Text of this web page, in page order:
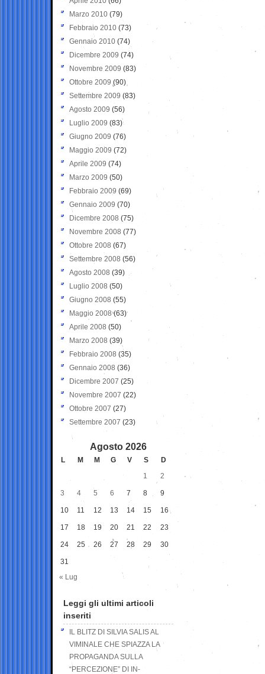
Marzo 2010 (79)
Febbraio 2010 (73)
Gennaio 2010 (74)
Dicembre 2009 (74)
Novembre 2009 (83)
Ottobre 2009 (90)
Settembre 2009 (83)
Agosto 2009 (56)
Luglio 2009 (83)
Giugno 2009 (76)
Maggio 2009 (72)
Aprile 2009 (74)
Marzo 2009 (50)
Febbraio 2009 (69)
Gennaio 2009 (70)
Dicembre 2008 (75)
Novembre 2008 (77)
Ottobre 2008 (67)
Settembre 2008 (56)
Agosto 2008 (39)
Luglio 2008 (50)
Giugno 2008 (55)
Maggio 2008(63)
Aprile 2008 (50)
Marzo 2008 (39)
Febbraio 2008 (35)
Gennaio 2008 (36)
Dicembre 2007 (25)
Novembre 2007 (22)
Ottobre 2007 (27)
Settembre 2007 (23)
Agosto 2026
L M M G V S
D
1
2
3 4 5 6 7 8 9
10 11 12 13 14 15 16
17 18 19 20 21 22 23
24 25 26 27 28 29 30
31
« Lug
Leggi gli ultimi articoli
inseriti
IL BLITZ DI SILVIA SALIS AL
VIMINALE CHE SPIAZZA LA
PROPAGANDA SULLA
“PERCEZIONE” DI IN-